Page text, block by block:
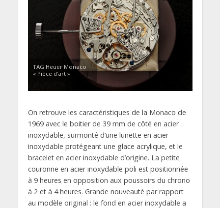
TAG Heuer Monaco
« Pièce d’art »
On retrouve les caractéristiques de la Monaco de
1969 avec le boitier de 39 mm de côté en acier
inoxydable, surmonté d’une lunette en acier
inoxydable protégeant une glace acrylique, et le
bracelet en acier inoxydable d’origine. La petite
couronne en acier inoxydable poli est positionnée
à 9 heures en opposition aux poussoirs du chrono
à 2 et à 4 heures. Grande nouveauté par rapport
au modèle original : le fond en acier inoxydable a